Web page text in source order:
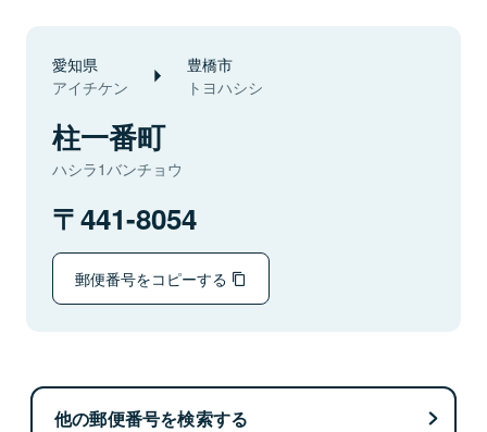
愛知県
アイチケン
豊橋市
トヨハシシ
柱一番町
ハシラ1バンチョウ
441-8054
郵便番号をコピーする
他の郵便番号を検索する